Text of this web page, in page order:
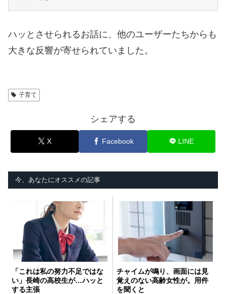
ハッとさせられるお話に、他のユーザーたちからも
大きな反響が寄せられていました。
子育て
シェアする
X Facebook LINE
今、あなたにオススメの記事
「これは私の努力不足ではな
い」長崎の高校生が…ハッと
する主張
チャイムが鳴り、画面には見
覚えのない高齢女性が。用件
を聞くと